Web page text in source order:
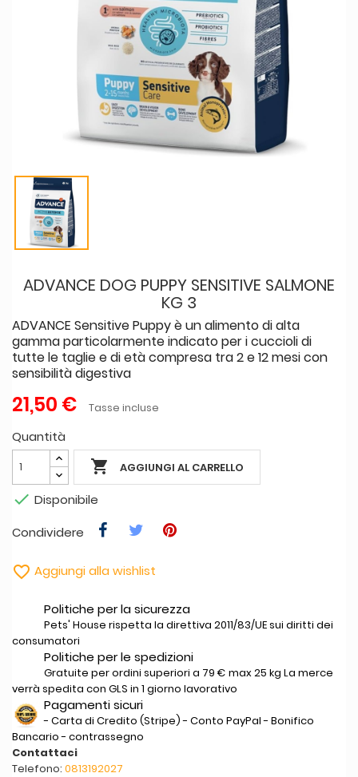
ADVANCE DOG PUPPY SENSITIVE SALMONE
KG 3
ADVANCE Sensitive Puppy è un alimento di alta
gamma particolarmente indicato per i cuccioli di
tutte le taglie e di età compresa tra 2 e 12 mesi con
sensibilità digestiva
21,50 € Tasse incluse
Quantità
 AGGIUNGI AL CARRELLO
 Disponibile
Condividere
 Aggiungi alla wishlist
Politiche per la sicurezza
Pets' House rispetta la direttiva 2011/83/UE sui diritti dei
consumatori
Politiche per le spedizioni
Gratuite per ordini superiori a 79 € max 25 kg La merce
verrà spedita con GLS in 1 giorno lavorativo
Pagamenti sicuri
- Carta di Credito (Stripe) - Conto PayPal - Bonifico
Bancario - contrassegno
Contattaci
Telefono: 0813192027